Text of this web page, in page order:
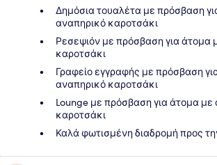
Δημόσια τουαλέτα με πρόσβαση
αναπηρικό καροτσάκι
Ρεσεψιόν με πρόσβαση για άτομα
καροτσάκι
Γραφείο εγγραφής με πρόσβαση
αναπηρικό καροτσάκι
Lounge με πρόσβαση για άτομα με
καροτσάκι
Καλά φωτισμένη διαδρομή προς